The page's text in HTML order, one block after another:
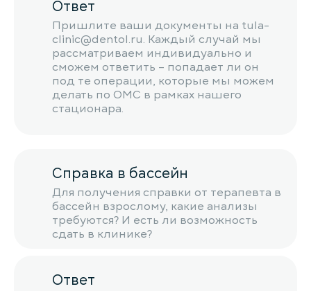
Ответ
Пришлите ваши документы на tula-
clinic@dentol.ru. Каждый случай мы
рассматриваем индивидуально и
сможем ответить – попадает ли он
под те операции, которые мы можем
делать по ОМС в рамках нашего
стационара.
Справка в бассейн
Для получения справки от терапевта в
бассейн взрослому, какие анализы
требуются? И есть ли возможность
сдать в клинике?
Ответ